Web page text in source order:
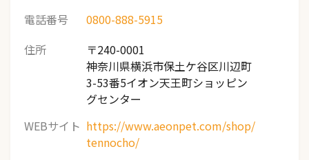
電話番号
0800-888-5915
住所
〒240-0001
神奈川県横浜市保土ケ谷区川辺町
3-53番5イオン天王町ショッピン
グセンター
WEBサイト https://www.aeonpet.com/shop/
tennocho/